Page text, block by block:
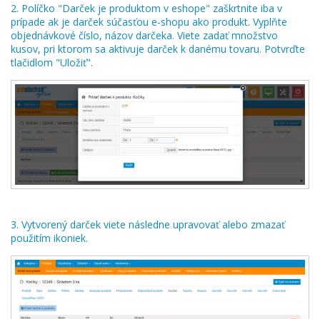
2. Políčko "Darček je produktom v eshope" zaškrtnite iba v
prípade ak je darček súčasťou e-shopu ako produkt. Vyplňte
objednávkové číslo, názov darčeka. Viete zadať množstvo
kusov, pri ktorom sa aktivuje darček k danému tovaru. Potvrďte
tlačidlom "Uložiť".
3. Vytvorený darček viete následne upravovať alebo zmazať
použitím ikoniek.